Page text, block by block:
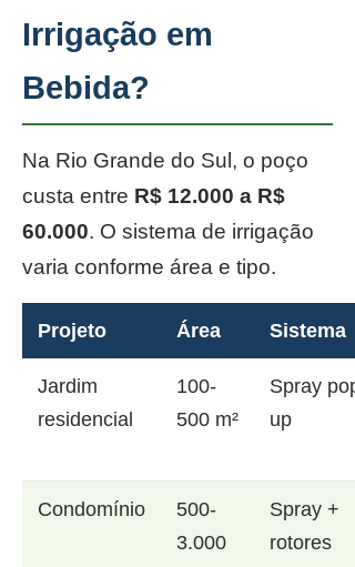
Irrigação em
Bebida?
Na Rio Grande do Sul, o poço
custa entre R$ 12.000 a R$
60.000. O sistema de irrigação
varia conforme área e tipo.
Projeto Área Sistema
Jardim
residencial
100-
500 m²
Spray pop-
up
Condomínio
500-
3.000
Spray +
rotores